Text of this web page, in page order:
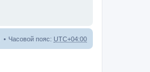
Часовой пояс: UTC+04:00